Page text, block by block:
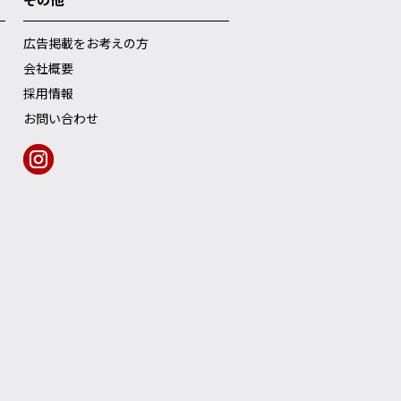
広告掲載をお考えの方
会社概要
採用情報
お問い合わせ